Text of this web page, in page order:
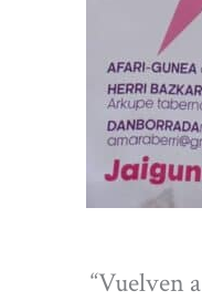
“Vuelven